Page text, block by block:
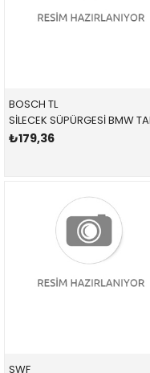
BOSCH TL
₺179,36
SWF